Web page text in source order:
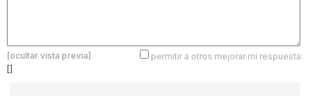
[ocultar vista previa]
permitir a otros mejorar mi respuesta:
[]